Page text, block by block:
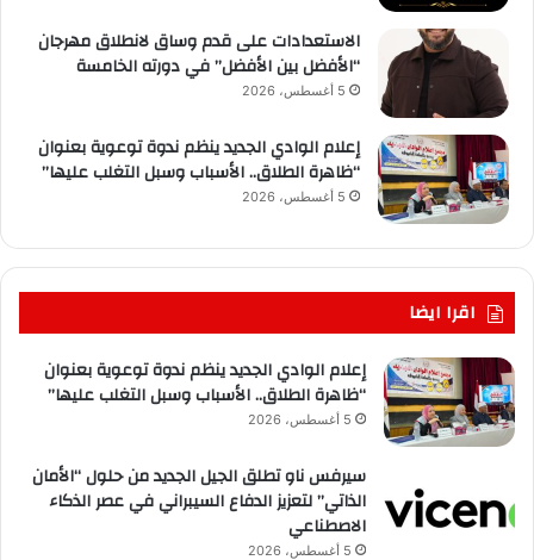
الاستعدادات على قدم وساق لانطلاق مهرجان
“الأفضل بين الأفضل” في دورته الخامسة
5 أغسطس، 2026
إعلام الوادي الجديد ينظم ندوة توعوية بعنوان
“ظاهرة الطلاق.. الأسباب وسبل التغلب عليها”
5 أغسطس، 2026
اقرا ايضا
إعلام الوادي الجديد ينظم ندوة توعوية بعنوان
“ظاهرة الطلاق.. الأسباب وسبل التغلب عليها”
5 أغسطس، 2026
سيرفس ناو تطلق الجيل الجديد من حلول “الأمان
الذاتي” لتعزيز الدفاع السيبراني في عصر الذكاء
الاصطناعي
5 أغسطس، 2026